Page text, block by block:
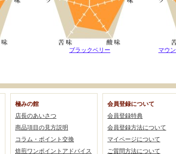
ブラックベリー
マウ
極みの館
店長のあいさつ
商品項目の見方説明
コラム・ポイント交換
焙煎ワンポイントアドバイス
会員登録について
会員登録特典
会員登録方法について
マイページについて
ご質問方法について